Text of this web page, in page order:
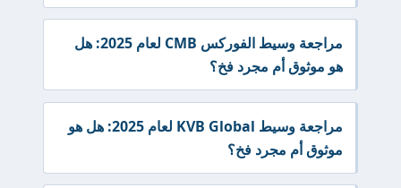
مراجعة وسيط الفوركس CMB لعام 2025: هل
هو موثوق أم مجرد فخ؟
مراجعة وسيط KVB Global لعام 2025: هل هو
موثوق أم مجرد فخ؟